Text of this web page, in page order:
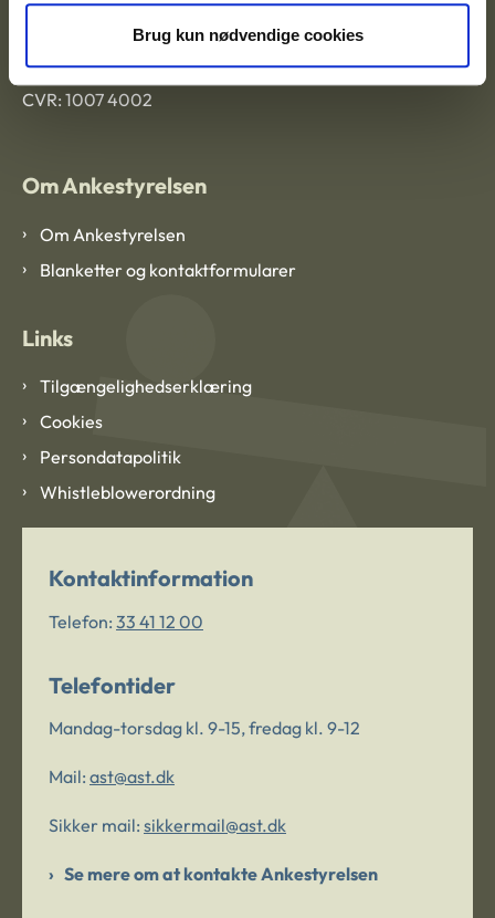
Brug kun nødvendige cookies
EAN: 57 98 000 35 48 21
CVR: 1007 4002
Om Ankestyrelsen
Om Ankestyrelsen
Blanketter og kontaktformularer
Links
Tilgængelighedserklæring
Cookies
Persondatapolitik
Whistleblowerordning
Kontaktinformation
Telefon: 33 41 12 00
Telefontider
Mandag-torsdag kl. 9-15, fredag kl. 9-12
Mail: ast@ast.dk
Sikker mail: sikkermail@ast.dk
Se mere om at kontakte Ankestyrelsen